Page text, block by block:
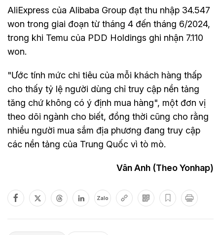
AliExpress của Alibaba Group đạt thu nhập 34.547
won trong giai đoạn từ tháng 4 đến tháng 6/2024,
trong khi Temu của PDD Holdings ghi nhận 7.110
won.
"Ước tính mức chi tiêu của mỗi khách hàng thấp
cho thấy tỷ lệ người dùng chỉ truy cập nền tảng
tăng chứ không có ý định mua hàng", một đơn vị
theo dõi ngành cho biết, đồng thời cũng cho rằng
nhiều người mua sắm địa phương đang truy cập
các nền tảng của Trung Quốc vì tò mò.
Vân Anh (Theo Yonhap)
Zalo